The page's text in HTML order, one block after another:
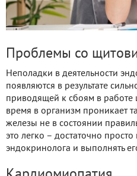
Проблемы со
Неполадки в деятельности
появляются в результате
приводящей к сбоям в работе
время в организм проникает
железы не в состоянии
это легко – достаточно
эндокринолога и выполнять